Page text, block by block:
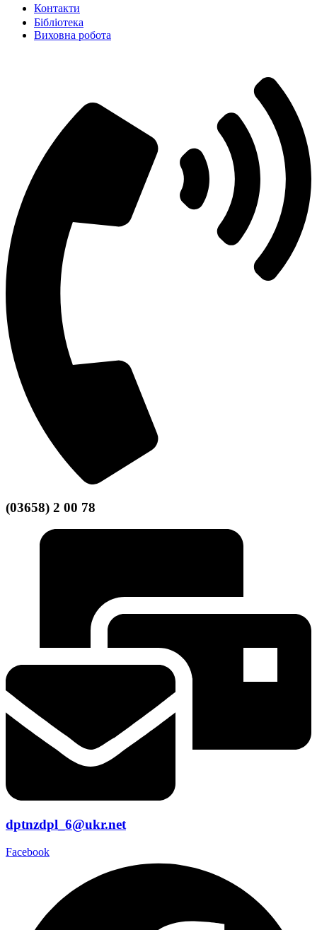
Контактиㅤㅤㅤㅤㅤ
Бібліотека
Виховна робота
(03658) 2 00 78
dptnzdpl_6@ukr.net
Facebook